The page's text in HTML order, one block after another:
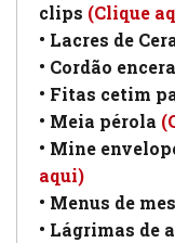
clips (Clique
• Lacres de
• Cordão
• Fitas cetim
• Meia pérola
• Mine
aqui)
• Menus de
• Lágrimas de